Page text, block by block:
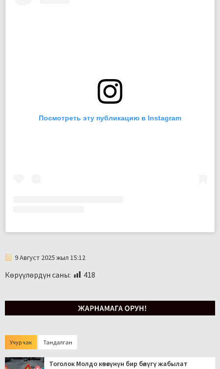
Посмотреть эту публикацию в Instagram
9 Август 2025 жыл 15:12
Көрүүлөрдүн саны: 418
Учур чак Тандалган
Тоголок Молдо көчөсүнүн бир бөлүгү жабылат